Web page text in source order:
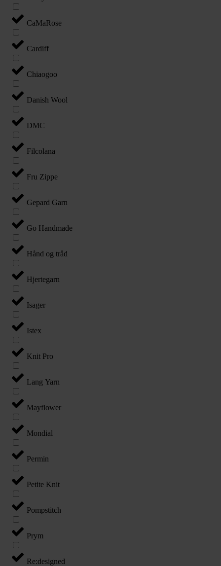
CaMaRose
Cardiff
Chiaogoo
Danish Wool
DMC
Filcolana
Fru Zippe
Gepard Garn
Go Handmade
Hånd og tråd
Hjertegarn
Isager
Istex
Knit Pro
Lang Yarn
Mayflower
Mondial
Permin
Petite Knit
Pompstitch
Prym
Re:designed